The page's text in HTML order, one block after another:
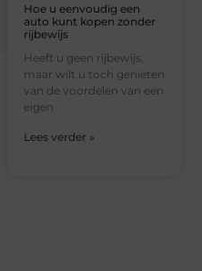
Hoe u eenvoudig een
auto kunt kopen zonder
rijbewijs
Heeft u geen rijbewijs,
maar wilt u toch genieten
van de voordelen van een
eigen
Lees verder »